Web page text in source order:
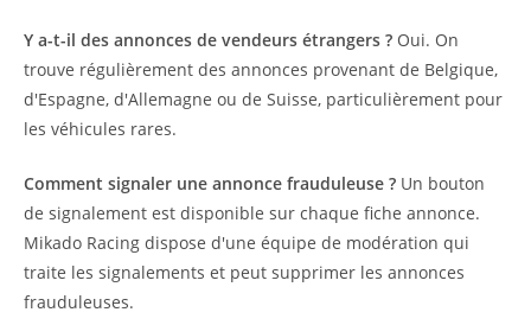
Y a-t-il des annonces de vendeurs étrangers ? Oui. On
trouve régulièrement des annonces provenant de Belgique,
d'Espagne, d'Allemagne ou de Suisse, particulièrement pour
les véhicules rares.
Comment signaler une annonce frauduleuse ? Un bouton
de signalement est disponible sur chaque fiche annonce.
Mikado Racing dispose d'une équipe de modération qui
traite les signalements et peut supprimer les annonces
frauduleuses.